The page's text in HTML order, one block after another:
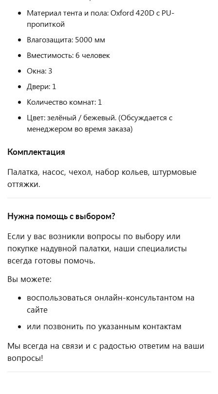
Материал тента и пола: Oxford 420D с PU-
пропиткой
Влагозащита: 5000 мм
Вместимость: 6 человек
Окна: 3
Двери: 1
Количество комнат: 1
Цвет: зелёный / бежевый. (Обсуждается с
менеджером во время заказа)
Комплектация
Палатка, насос, чехол, набор кольев, штурмовые
оттяжки.
Нужна помощь с выбором?
Если у вас возникли вопросы по выбору или
покупке надувной палатки, наши специалисты
всегда готовы помочь.
Вы можете:
воспользоваться онлайн-консультантом на
сайте
или позвонить по указанным контактам
Мы всегда на связи и с радостью ответим на ваши
вопросы!